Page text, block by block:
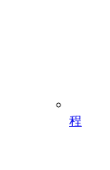
程